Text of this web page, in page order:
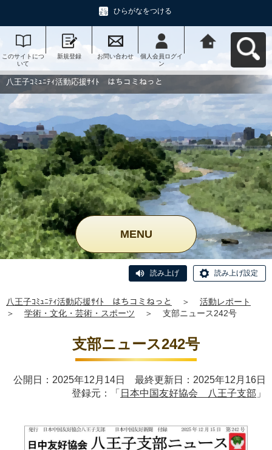
ひらがなをつける
このサイトにつ
いて
新規登録 お問い合わせ
個人会員ログイ
ン
動応援ｻｲﾄ はち
コミねっとへ戻
八王子ｺﾐｭﾆﾃｨ活動応援ｻｲﾄ はちコミねっと
MENU
読み上げ 読み上げ設定
八王子ｺﾐｭﾆﾃｨ活動応援ｻｲﾄ はちコミねっと ＞
活動レポート
＞
学術・文化・芸術・スポーツ ＞ 支部ニュース242号
支部ニュース242号
公開日：2025年12月14日 最終更新日：2025年12月16日
登録元：「 日本中国友好協会 八王子支部 」